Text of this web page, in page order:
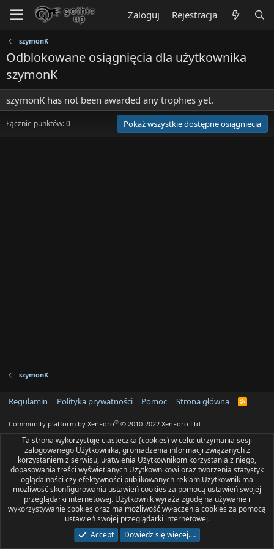
Zaloguj Rejestracja
szymonK
Odblokowane osiągnięcia dla użytkownika
szymonK
szymonK has not been awarded any trophies yet.
Łącznie punktów: 0 Pokaż wszystkie dostępne osiągniecia
szymonK
Regulamin Polityka prywatności Pomoc Strona główna
R
Community platform by XenForo® © 2010-2022 XenForo Ltd.
Ta strona wykorzystuje ciasteczka (cookies) w celu: utrzymania sesji
zalogowanego Użytkownika, gromadzenia informacji związanych z
korzystaniem z serwisu, ułatwienia Użytkownikom korzystania z niego,
dopasowania treści wyświetlanych Użytkownikowi oraz tworzenia statystyk
oglądalności czy efektywności publikowanych reklam.Użytkownik ma
możliwość skonfigurowania ustawień cookies za pomocą ustawień swojej
przeglądarki internetowej. Użytkownik wyraża zgodę na używanie i
wykorzystywanie cookies oraz ma możliwość wyłączenia cookies za pomocą
ustawień swojej przeglądarki internetowej.
Accept
Dowiedz się więcej.…